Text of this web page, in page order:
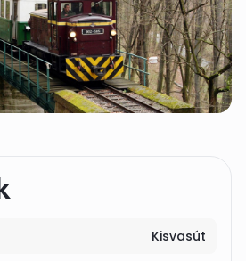
Kisvasút